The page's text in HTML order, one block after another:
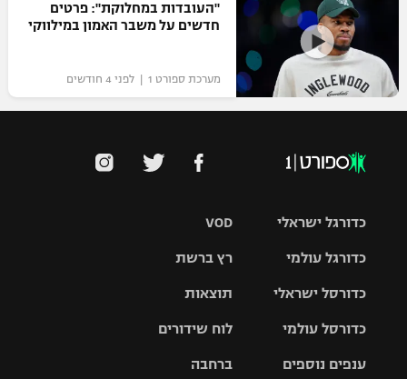
"העובדות במחלוקת": פרטים
חדשים על משבר האמון במילווקי
מערכת ספורט 1 | לפני 4 חודשים
VOD
רץ ברשת
תוצאות
לוח שידורים
ברחבה
כדורגל ישראלי
גביע הטוטו
כדורגל עולמי
האלופות
ליגה
כדורסל ישראלי
סל
כדורסל עולמי
ענפים נוספים